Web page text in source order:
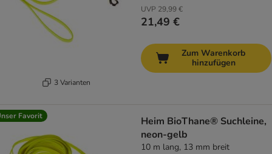
3 Varianten
UVP 29,99 €
21,49 €
Zum Warenkorb
hinzufügen
Favorit
Heim BioThane® Suchleine,
neon-gelb
10 m lang, 13 mm breit